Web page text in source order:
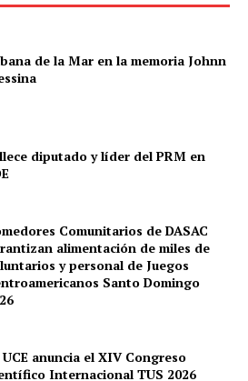
de la Mar en la memoria Johnn
diputado y líder del PRM en
Comunitarios de DASAC
alimentación de miles de
y personal de Juegos
Santo Domingo
UCE anuncia el XIV Congreso
Internacional TUS 2026